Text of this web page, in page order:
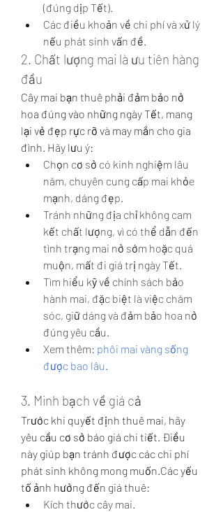
(đúng dịp Tết).
Các điều khoản về chi phí và xử lý
nếu phát sinh vấn đề.
2. Chất lượng mai là ưu tiên hàng
đầu
Cây mai bạn thuê phải đảm bảo nở
hoa đúng vào những ngày Tết, mang
lại vẻ đẹp rực rỡ và may mắn cho gia
đình. Hãy lưu ý:
Chọn cơ sở có kinh nghiệm lâu
năm, chuyên cung cấp mai khỏe
mạnh, dáng đẹp.
Tránh những địa chỉ không cam
kết chất lượng, vì có thể dẫn đến
tình trạng mai nở sớm hoặc quá
muộn, mất đi giá trị ngày Tết.
Tìm hiểu kỹ về chính sách bảo
hành mai, đặc biệt là việc chăm
sóc, giữ dáng và đảm bảo hoa nở
đúng yêu cầu.
Xem thêm: phôi mai vàng sống
được bao lâu.
3. Minh bạch về giá cả
Trước khi quyết định thuê mai, hãy
yêu cầu cơ sở báo giá chi tiết. Điều
này giúp bạn tránh được các chi phí
phát sinh không mong muốn.Các yếu
tố ảnh hưởng đến giá thuê:
Kích thước cây mai.